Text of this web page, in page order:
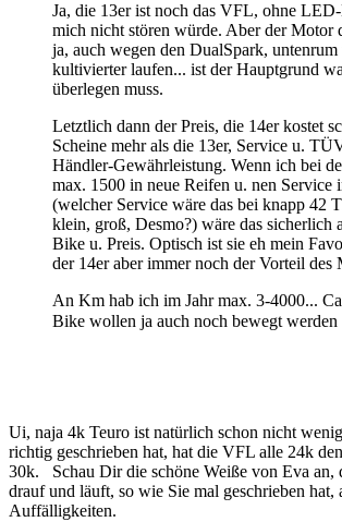
Ja, die 13er ist noch das VFL, ohne
mich nicht stören würde. Aber der Motor
ja, auch wegen den DualSpark, untenrum
kultivierter laufen... ist der Hauptgrund
überlegen muss.
Letztlich dann der Preis, die 14er kostet
Scheine mehr als die 13er, Service u.
Händler-Gewährleistung. Wenn ich bei
max. 1500 in neue Reifen u. nen Service
(welcher Service wäre das bei knapp 42
klein, groß, Desmo?) wäre das sicherlich
Bike u. Preis. Optisch ist sie eh mein
der 14er aber immer noch der Vorteil des
An Km hab ich im Jahr max. 3-4000...
Bike wollen ja auch noch bewegt werden
Ui, naja 4k Teuro ist natürlich schon nicht
richtig geschrieben hat, hat die VFL alle 24k
30k. Schau Dir die schöne Weiße von Eva an,
drauf und läuft, so wie Sie mal geschrieben hat,
Auffälligkeiten.